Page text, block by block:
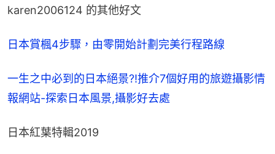
karen2006124 的其他好文
日本賞楓4步驟，由零開始計劃完美行程路線
一生之中必到的日本絕景?!推介7個好用的旅遊攝影情
報網站-探索日本風景,攝影好去處
日本紅葉特輯2019